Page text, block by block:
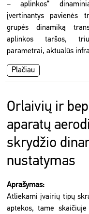
– aplinkos“
įvertinantys pavienės
grupės dinamiką
aplinkos taršos,
parametrai, aktualūs
Plačiau
Orlaivių ir
aparatų
skrydžio
nustatymas
Aprašymas:
Atliekami įvairių tipų
aptekos, tame